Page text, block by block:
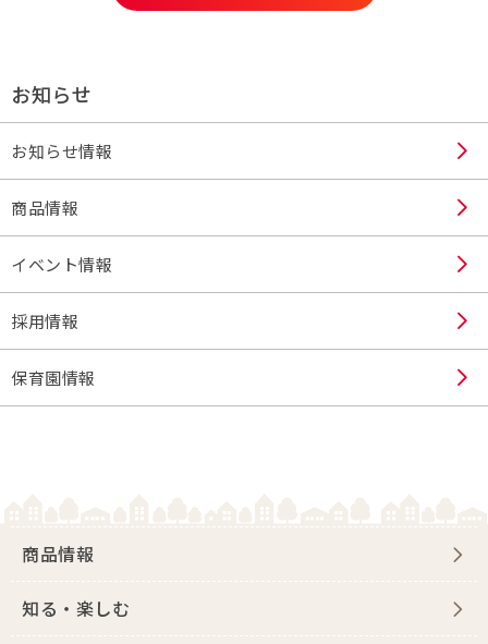
お知らせ
お知らせ情報
商品情報
イベント情報
採用情報
保育園情報
商品情報
知る・楽しむ